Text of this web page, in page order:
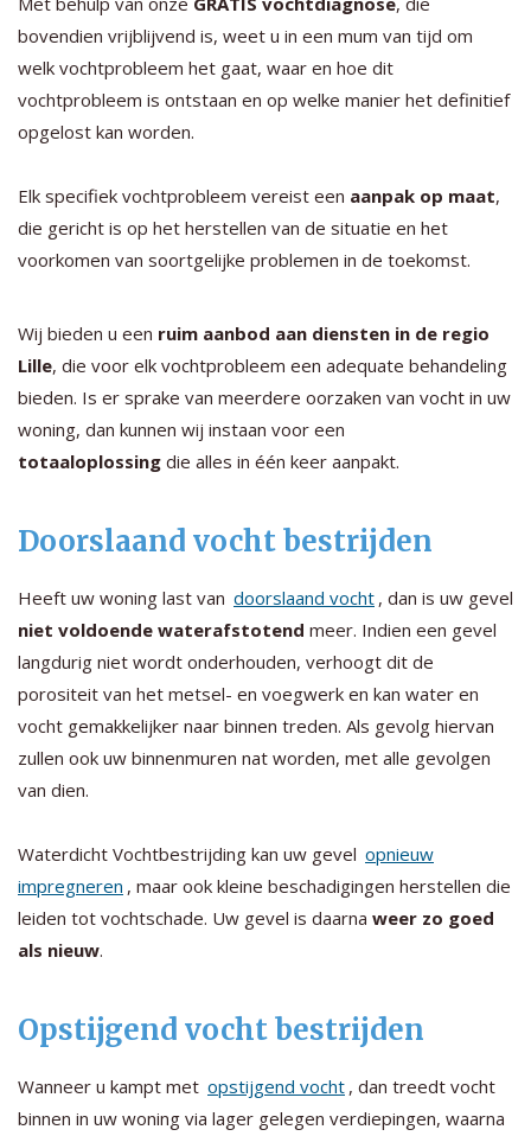
bovendien vrijblijvend is, weet u in een mum van tijd om
welk vochtprobleem het gaat, waar en hoe dit
vochtprobleem is ontstaan en op welke manier het definitief
opgelost kan worden.
Elk specifiek vochtprobleem vereist een aanpak op maat,
die gericht is op het herstellen van de situatie en het
voorkomen van soortgelijke problemen in de toekomst.
Wij bieden u een ruim aanbod aan diensten in de regio
Lille, die voor elk vochtprobleem een adequate behandeling
bieden. Is er sprake van meerdere oorzaken van vocht in uw
woning, dan kunnen wij instaan voor een
totaaloplossing die alles in één keer aanpakt.
Doorslaand vocht bestrijden
Heeft uw woning last van doorslaand vocht , dan is uw gevel
niet voldoende waterafstotend meer. Indien een gevel
langdurig niet wordt onderhouden, verhoogt dit de
porositeit van het metsel- en voegwerk en kan water en
vocht gemakkelijker naar binnen treden. Als gevolg hiervan
zullen ook uw binnenmuren nat worden, met alle gevolgen
van dien.
Waterdicht Vochtbestrijding kan uw gevel opnieuw
impregneren , maar ook kleine beschadigingen herstellen die
leiden tot vochtschade. Uw gevel is daarna weer zo goed
als nieuw.
Opstijgend vocht bestrijden
Wanneer u kampt met opstijgend vocht , dan treedt vocht
binnen in uw woning via lager gelegen verdiepingen, waarna